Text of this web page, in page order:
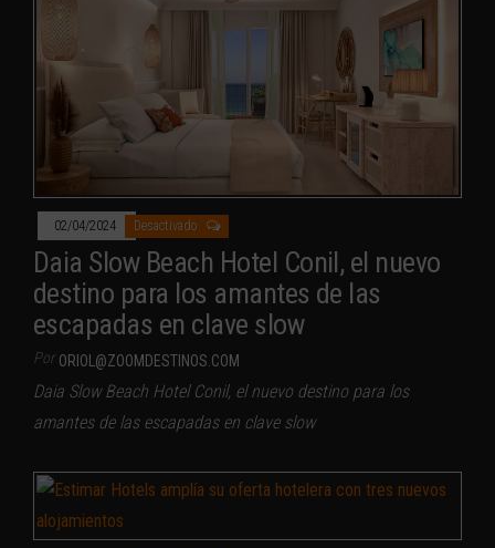
02/04/2024 Desactivado
Daia Slow Beach Hotel Conil, el nuevo
destino para los amantes de las
escapadas en clave slow
Por ORIOL@ZOOMDESTINOS.COM
Daia Slow Beach Hotel Conil, el nuevo destino para los
amantes de las escapadas en clave slow